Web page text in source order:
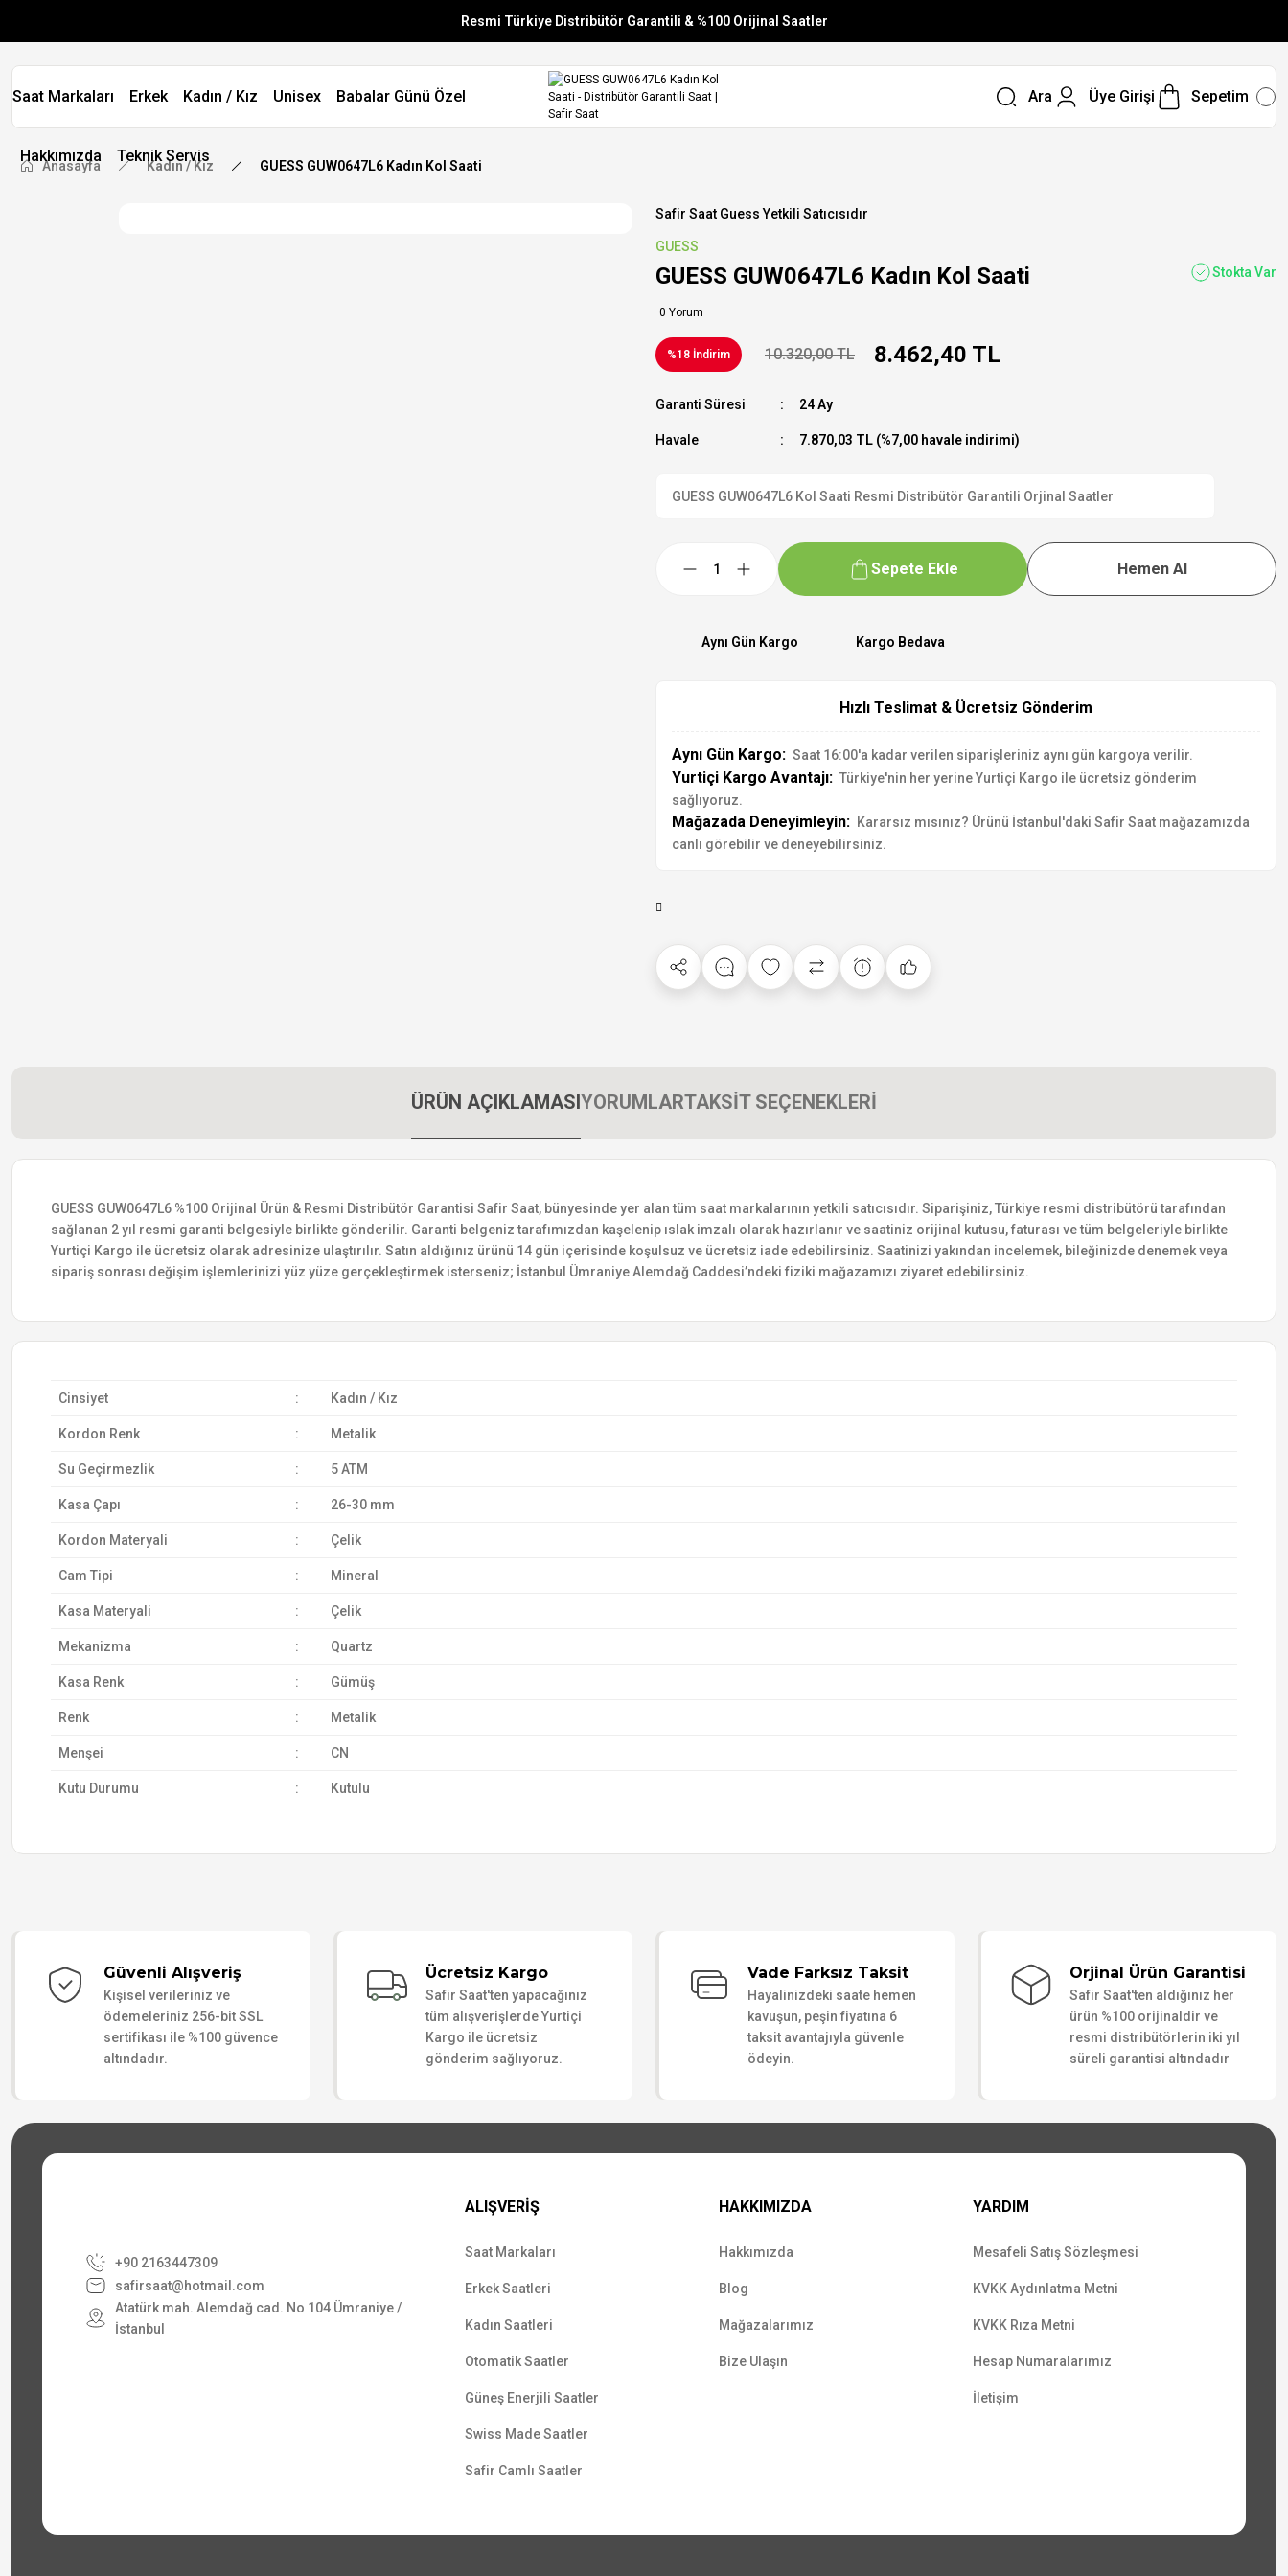
Resmi Türkiye Distribütör Garantili & %100 Orijinal Saatler
Vade Farksız 6 Taksit
Aynı Gün Stoktan Gönderim
Saat Markaları Erkek Kadın / Kız Unisex Babalar Günü Özel
Hakkımızda Teknik Servis
Ara Üye Girişi Sepetim
Anasayfa Kadın / Kız GUESS GUW0647L6 Kadın Kol Saati
Safir Saat Guess Yetkili Satıcısıdır
GUESS
GUESS GUW0647L6 Kadın Kol Saati
0 Yorum
Stokta Var
%18 İndirim 10.320,00 TL 8.462,40 TL
Garanti Süresi 24 Ay
Havale 7.870,03 TL (%7,00 havale indirimi)
GUESS GUW0647L6 Kol Saati Resmi Distribütör Garantili Orjinal Saatler
Sepete Ekle Hemen Al
Aynı Gün Kargo Kargo Bedava
Hızlı Teslimat & Ücretsiz Gönderim
Aynı Gün Kargo: Saat 16:00'a kadar verilen siparişleriniz aynı gün kargoya verilir.
Yurtiçi Kargo Avantajı: Türkiye'nin her yerine Yurtiçi Kargo ile ücretsiz gönderim
sağlıyoruz.
Mağazada Deneyimleyin: Kararsız mısınız? Ürünü İstanbul'daki Safir Saat mağazamızda
canlı görebilir ve deneyebilirsiniz.
ÜRÜN AÇIKLAMASIYORUMLARTAKSİT SEÇENEKLERİ
GUESS GUW0647L6 %100 Orijinal Ürün & Resmi Distribütör Garantisi Safir Saat, bünyesinde yer alan tüm saat markalarının yetkili satıcısıdır. Siparişiniz, Türkiye resmi distribütörü tarafından
sağlanan 2 yıl resmi garanti belgesiyle birlikte gönderilir. Garanti belgeniz tarafımızdan kaşelenip ıslak imzalı olarak hazırlanır ve saatiniz orijinal kutusu, faturası ve tüm belgeleriyle birlikte
Yurtiçi Kargo ile ücretsiz olarak adresinize ulaştırılır. Satın aldığınız ürünü 14 gün içerisinde koşulsuz ve ücretsiz iade edebilirsiniz. Saatinizi yakından incelemek, bileğinizde denemek veya
sipariş sonrası değişim işlemlerinizi yüz yüze gerçekleştirmek isterseniz; İstanbul Ümraniye Alemdağ Caddesi’ndeki fiziki mağazamızı ziyaret edebilirsiniz.
Cinsiyet : Kadın / Kız
Kordon Renk : Metalik
Su Geçirmezlik : 5 ATM
Kasa Çapı : 26-30 mm
Kordon Materyali : Çelik
Cam Tipi : Mineral
Kasa Materyali : Çelik
Mekanizma : Quartz
Kasa Renk : Gümüş
Renk : Metalik
Menşei : CN
Kutu Durumu : Kutulu
Güvenli Alışveriş
Kişisel verileriniz ve
ödemeleriniz 256-bit SSL
sertifikası ile %100 güvence
altındadır.
Ücretsiz Kargo
Safir Saat'ten yapacağınız
tüm alışverişlerde Yurtiçi
Kargo ile ücretsiz
gönderim sağlıyoruz.
Vade Farksız Taksit
Hayalinizdeki saate hemen
kavuşun, peşin fiyatına 6
taksit avantajıyla güvenle
ödeyin.
Orjinal Ürün Garantisi
Safir Saat'ten aldığınız her
ürün %100 orijinaldir ve
resmi distribütörlerin iki yıl
süreli garantisi altındadır
+90 2163447309
safirsaat@hotmail.com
Atatürk mah. Alemdağ cad. No 104 Ümraniye /
İstanbul
ALIŞVERİŞ
Saat Markaları
Erkek Saatleri
Kadın Saatleri
Otomatik Saatler
Güneş Enerjili Saatler
Swiss Made Saatler
Safir Camlı Saatler
HAKKIMIZDA
Hakkımızda
Blog
Mağazalarımız
Bize Ulaşın
YARDIM
Mesafeli Satış Sözleşmesi
KVKK Aydınlatma Metni
KVKK Rıza Metni
Hesap Numaralarımız
İletişim